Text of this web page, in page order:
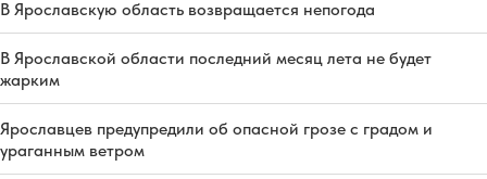
В Ярославскую область возвращается непогода
В Ярославской области последний месяц лета не будет
жарким
Ярославцев предупредили об опасной грозе с градом и
ураганным ветром